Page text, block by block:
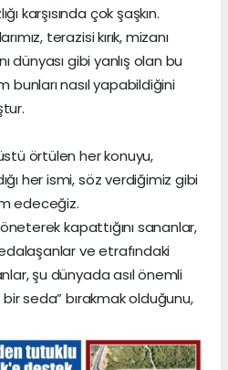
karşısında çok şaşkın.
terazisi kırık, mizanı
dünyası gibi yanlış olan bu
bunları nasıl yapabildiğini
örtülen her konuyu,
her ismi, söz verdiğimiz gibi
edeceğiz.
kapattığını sananlar,
ve etrafındaki
şu dünyada asıl önemli
bir seda” bırakmak olduğunu,